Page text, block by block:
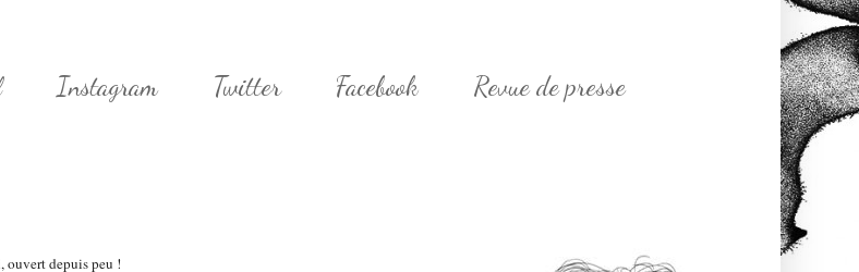
Instagram Twitter Facebook Revue de presse
, ouvert depuis peu !